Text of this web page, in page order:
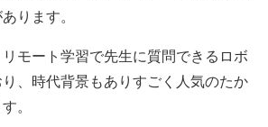
あります。
モート学習で先生に質問できるロボ
、時代背景もありすごく人気のたか
。